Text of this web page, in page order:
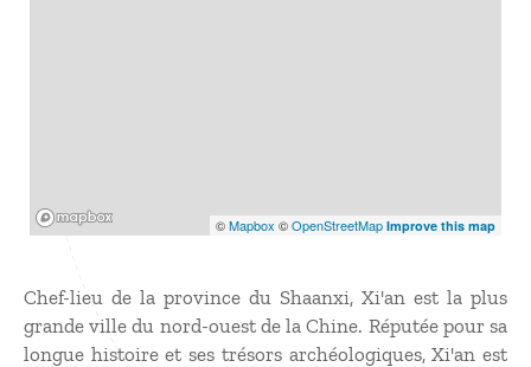
©Mapbox ©OpenStreetMap Improve this map
Chef-lieu de la province du Shaanxi, Xi'an est la plus
grande ville du nord-ouest de la Chine. Réputée pour sa
longue histoire et ses trésors archéologiques, Xi'an est